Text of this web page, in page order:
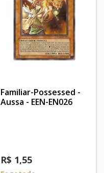
Familiar-Possessed -
Aussa - EEN-EN026
R$ 1,55